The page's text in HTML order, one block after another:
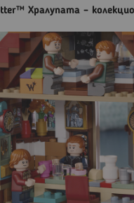
Хралупата –